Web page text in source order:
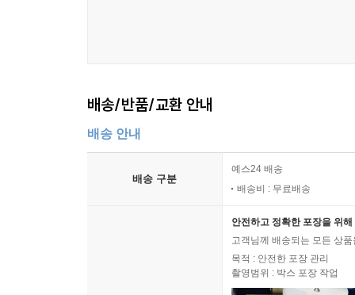
배송/반품/교환 안내
배송 안내
배송 구분
예스24 배송
배송비 : 무료배송
안전하고 정확한 포장을 위
고객님께 배송되는 모든 상
목적 : 안전한 포장 관리
촬영범위 : 박스 포장 작업